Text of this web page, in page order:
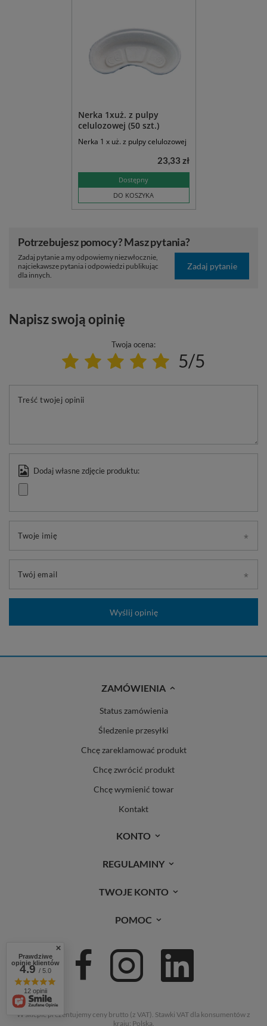
Nerka 1xuż. z pulpy
celulozowej (50 szt.)
Nerka 1 x uż. z pulpy celulozowej
Dostępny
DO KOSZYKA
23,33 zł
Potrzebujesz pomocy? Masz pytania?
Zadaj pytanie a my odpowiemy niezwłocznie,
najciekawsze pytania i odpowiedzi publikując
dla innych.
Zadaj pytanie
Napisz swoją opinię
Twoja ocena:
5/5
Treść twojej opinii
Dodaj własne zdjęcie produktu:
Twoje imię
Twój email
Wyślij opinię
ZAMÓWIENIA
Status zamówienia
Śledzenie przesyłki
Chcę zareklamować produkt
Chcę zwrócić produkt
Chcę wymienić towar
Kontakt
KONTO
REGULAMINY
TWOJE KONTO
POMOC
W sklepie prezentujemy ceny brutto (z VAT). Stawki VAT dla konsumentów z
kraju: Polska.
Prawdziwe
opinie klientów
4.9/ 5.0
12 opinii